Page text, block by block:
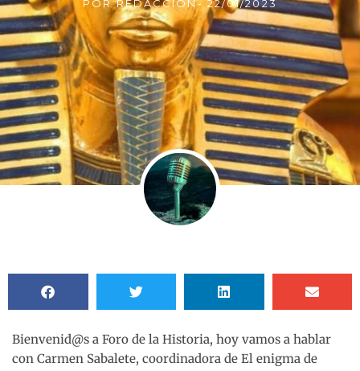
PORREDACCIÓN- 22/01/2023
Bienvenid@s a Foro de la Historia, hoy vamos a hablar
con Carmen Sabalete, coordinadora de El enigma de